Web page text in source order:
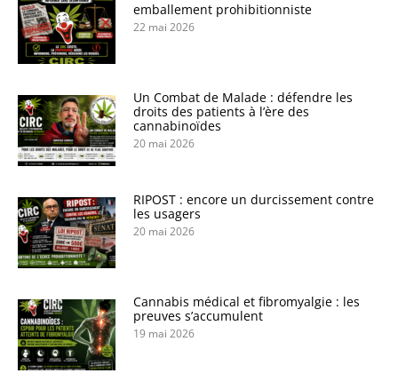
emballement prohibitionniste
22 mai 2026
Un Combat de Malade : défendre les
droits des patients à l’ère des
cannabinoïdes
20 mai 2026
RIPOST : encore un durcissement contre
les usagers
20 mai 2026
Cannabis médical et fibromyalgie : les
preuves s’accumulent
19 mai 2026